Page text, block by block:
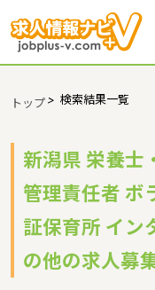
トップ> 検索結果一覧
新潟県 栄養士
管理責任者 ボ
証保育所 イン
の他の求人募